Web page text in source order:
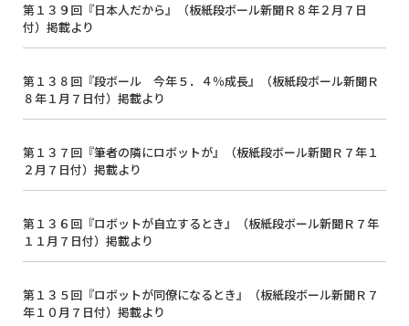
第１３９回『日本人だから』（板紙段ボール新聞Ｒ８年２月７日
付）掲載より
第１３８回『段ボール 今年５．４％成長』（板紙段ボール新聞Ｒ
８年１月７日付）掲載より
第１３７回『筆者の隣にロボットが』（板紙段ボール新聞Ｒ７年１
２月７日付）掲載より
第１３６回『ロボットが自立するとき』（板紙段ボール新聞Ｒ７年
１１月７日付）掲載より
第１３５回『ロボットが同僚になるとき』（板紙段ボール新聞Ｒ７
年１０月７日付）掲載より